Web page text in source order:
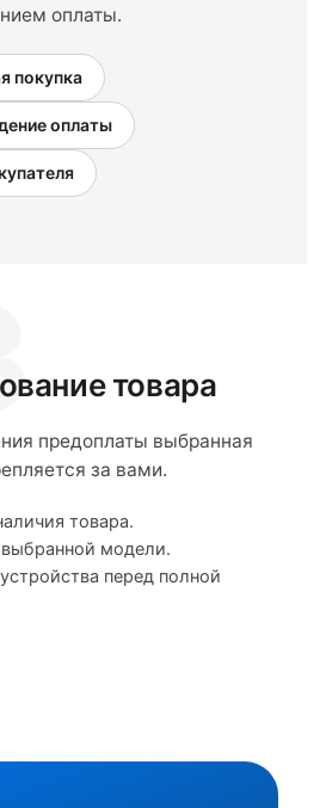
оплаты.
покупка
оплаты
товара
предоплаты выбранная
за вами.
товара.
модели.
перед полной